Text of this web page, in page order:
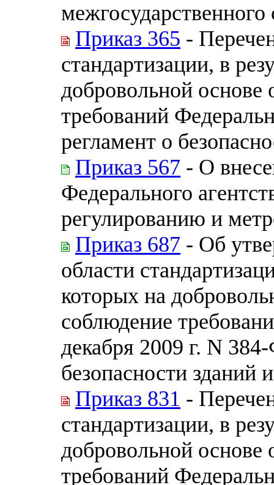
межгосударственного
Приказ 365 -
стандартизации, в
добровольной основе
требований
регламент о
Приказ 567 - О
Федерального
регулированию и
Приказ 687 - Об
области
которых на
соблюдение
декабря 2009 г. N
безопасности зданий
Приказ 831 -
стандартизации, в
добровольной основе
требований